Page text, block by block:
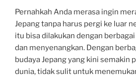
Pernahkah Anda merasa ingin
Jepang tanpa harus pergi ke luar
itu bisa dilakukan dengan
dan menyenangkan. Dengan
budaya Jepang yang kini semakin
dunia, tidak sulit untuk